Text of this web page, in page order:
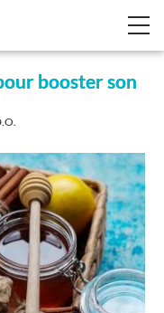
booster son